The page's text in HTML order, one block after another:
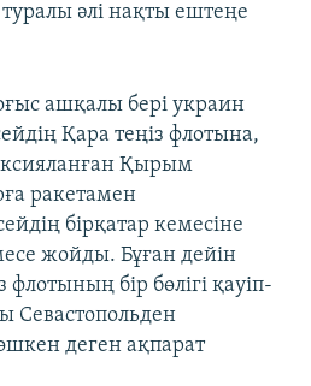
әлі нақты ештеңе
ашқалы бері украин
Қара теңіз флотына,
Қырым
ракетамен
бірқатар кемесіне
жойды. Бұған дейін
флотының бір бөлігі қауіп-
Севастопольден
деген ақпарат